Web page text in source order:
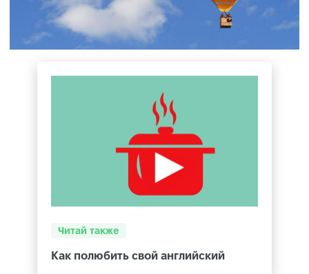
Читай также
Как полюбить свой английский